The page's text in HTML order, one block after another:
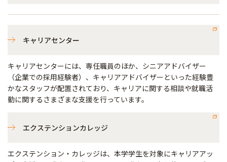
キャリアセンター
キャリアセンターには、専任職員のほか、シニアアドバイザー
（企業での採用経験者）、キャリアアドバイザーといった経験豊
かなスタッフが配置されており、キャリアに関する相談や就職活
動に関するさまざまな支援を行っています。
エクステンションカレッジ
エクステンション・カレッジは、本学学生を対象にキャリアアッ